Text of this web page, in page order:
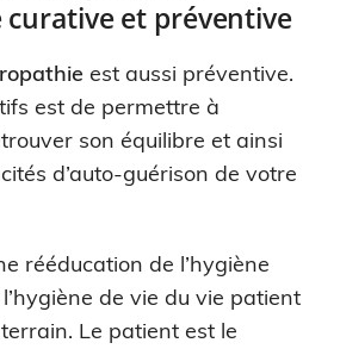
et préventive
est aussi préventive.
est de permettre à
son équilibre et ainsi
d’auto-guérison de votre
rééducation de l’hygiène
de vie du vie patient
Le patient est le